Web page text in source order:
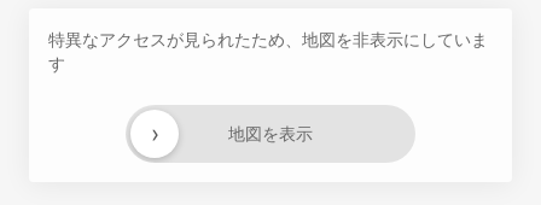
特異なアクセスが見られたため、地図を非表示にしていま
す
地図を表示
›